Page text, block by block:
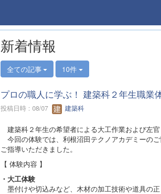
新着情報
全ての記事 10件
プロの職人に学ぶ！ 建築科２年生職業
投稿日時 : 08/07 建築科
建築科２年生の希望者による大工作業および左官
今回の体験では、利根沼田テクノアカデミーの
ご指導いただきました。
【 体験内容 】
・大工体験
墨付けや切込みなど、木材の加工技術や道具の